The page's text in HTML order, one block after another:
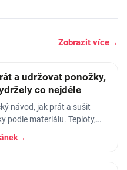
Zobrazit více→
a udržovat ponožky,
co nejdéle
návod, jak prát a sušit
podle materiálu. Teploty,
trhání a ztrátě tvaru.
→